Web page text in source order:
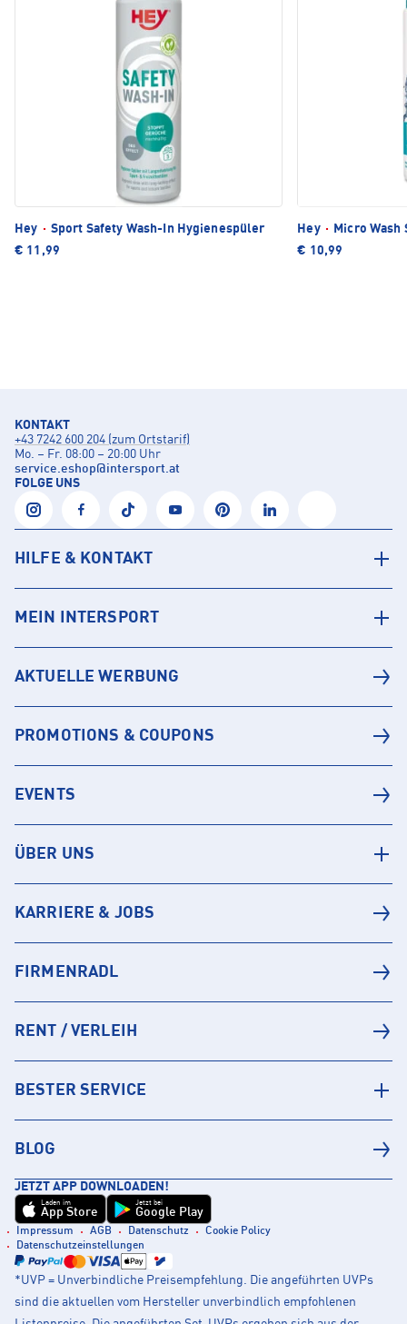
Hey · Sport Safety Wash-In Hygienespüler
€ 11,99
Hey ·
Micro
€ 10,99
KONTAKT
+43 7242 600 204 (zum Ortstarif)
Mo. – Fr. 08:00 – 20:00 Uhr
service.eshop@intersport.at
FOLGE UNS
HILFE & KONTAKT
MEIN INTERSPORT
AKTUELLE WERBUNG
PROMOTIONS & COUPONS
EVENTS
ÜBER UNS
KARRIERE & JOBS
FIRMENRADL
RENT / VERLEIH
BESTER SERVICE
BLOG
JETZT APP DOWNLOADEN!
Laden im
App Store
Jetzt bei
Google Play
Impressum AGB Datenschutz
Cookie Policy
Datenschutzeinstellungen
*UVP = Unverbindliche Preisempfehlung. Die angeführten UVPs
sind die aktuellen vom Hersteller unverbindlich empfohlenen